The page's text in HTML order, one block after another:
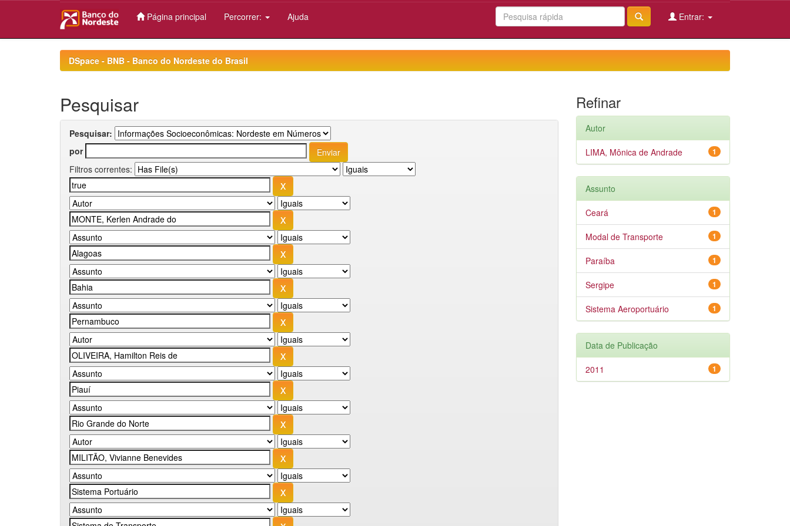
Página principal Percorrer: Ajuda Entrar:
DSpace - BNB - Banco do Nordeste do Brasil
Pesquisar
Pesquisar:
por
Filtros correntes:
Refinar
Autor
1
LIMA, Mônica de Andrade
Assunto
1
Ceará
1
Modal de Transporte
1
Paraíba
1
Sergipe
1
Sistema Aeroportuário
Data de Publicação
1
2011